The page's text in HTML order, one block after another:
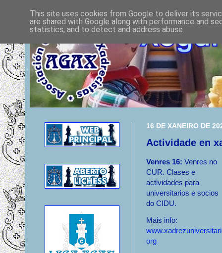
16 DE XANEIRO DE
Actividade en
Venres 16: Venres no
CUR. Clases e
actividades para
universitarios e socios
do CIDU.
Mais info:
org
This site uses cookies from Google to deliver its
are shared with Google along with performance and
statistics, and to detect and address abuse.